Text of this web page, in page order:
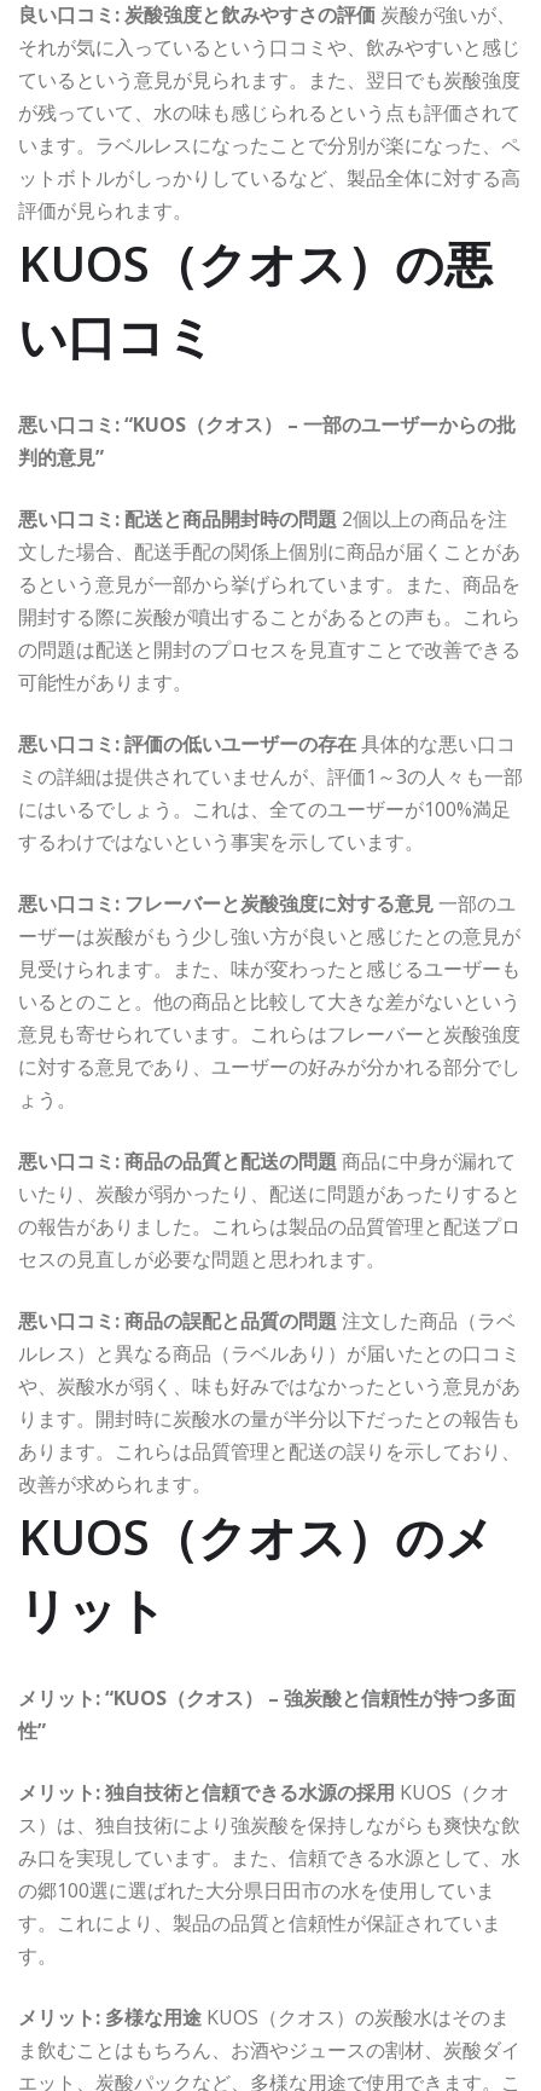
良い口コミ: 炭酸強度と飲みやすさの評価炭酸が強いが、
それが気に入っているという口コミや、飲みやすいと感じ
ているという意見が見られます。また、翌日でも炭酸強度
が残っていて、水の味も感じられるという点も評価されて
います。ラベルレスになったことで分別が楽になった、ペ
ットボトルがしっかりしているなど、製品全体に対する高
評価が見られます。
KUOS（クオス）の悪
い口コミ
悪い口コミ: “KUOS（クオス） – 一部のユーザーからの批
判的意見”
悪い口コミ: 配送と商品開封時の問題 2個以上の商品を注
文した場合、配送手配の関係上個別に商品が届くことがあ
るという意見が一部から挙げられています。また、商品を
開封する際に炭酸が噴出することがあるとの声も。これら
の問題は配送と開封のプロセスを見直すことで改善できる
可能性があります。
悪い口コミ: 評価の低いユーザーの存在具体的な悪い口コ
ミの詳細は提供されていませんが、評価1～3の人々も一部
にはいるでしょう。これは、全てのユーザーが100%満足
するわけではないという事実を示しています。
悪い口コミ: フレーバーと炭酸強度に対する意見一部のユ
ーザーは炭酸がもう少し強い方が良いと感じたとの意見が
見受けられます。また、味が変わったと感じるユーザーも
いるとのこと。他の商品と比較して大きな差がないという
意見も寄せられています。これらはフレーバーと炭酸強度
に対する意見であり、ユーザーの好みが分かれる部分でし
ょう。
悪い口コミ: 商品の品質と配送の問題 商品に中身が漏れて
いたり、炭酸が弱かったり、配送に問題があったりすると
の報告がありました。これらは製品の品質管理と配送プロ
セスの見直しが必要な問題と思われます。
悪い口コミ: 商品の誤配と品質の問題 注文した商品（ラベ
ルレス）と異なる商品（ラベルあり）が届いたとの口コミ
や、炭酸水が弱く、味も好みではなかったという意見があ
ります。開封時に炭酸水の量が半分以下だったとの報告も
あります。これらは品質管理と配送の誤りを示しており、
改善が求められます。
KUOS（クオス）のメ
リット
メリット: “KUOS（クオス） – 強炭酸と信頼性が持つ多面
性”
メリット: 独自技術と信頼できる水源の採用 KUOS（クオ
ス）は、独自技術により強炭酸を保持しながらも爽快な飲
み口を実現しています。また、信頼できる水源として、水
の郷100選に選ばれた大分県日田市の水を使用していま
す。これにより、製品の品質と信頼性が保証されていま
す。
メリット: 多様な用途 KUOS（クオス）の炭酸水はそのま
ま飲むことはもちろん、お酒やジュースの割材、炭酸ダイ
エット、炭酸パックなど、多様な用途で使用できます。こ